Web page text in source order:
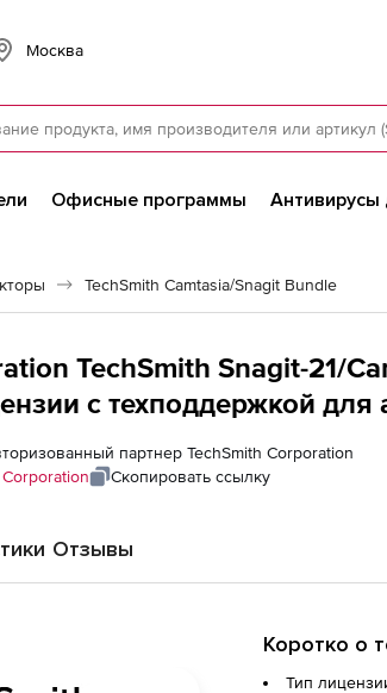
Москва
Офисные программы Антивирусы
TechSmith Camtasia/Snagit Bundle
TechSmith Snagit-21/
с техподдержкой для
пользователей
партнер TechSmith Corporation
Скопировать ссылку
Отзывы
Коротко о
Тип